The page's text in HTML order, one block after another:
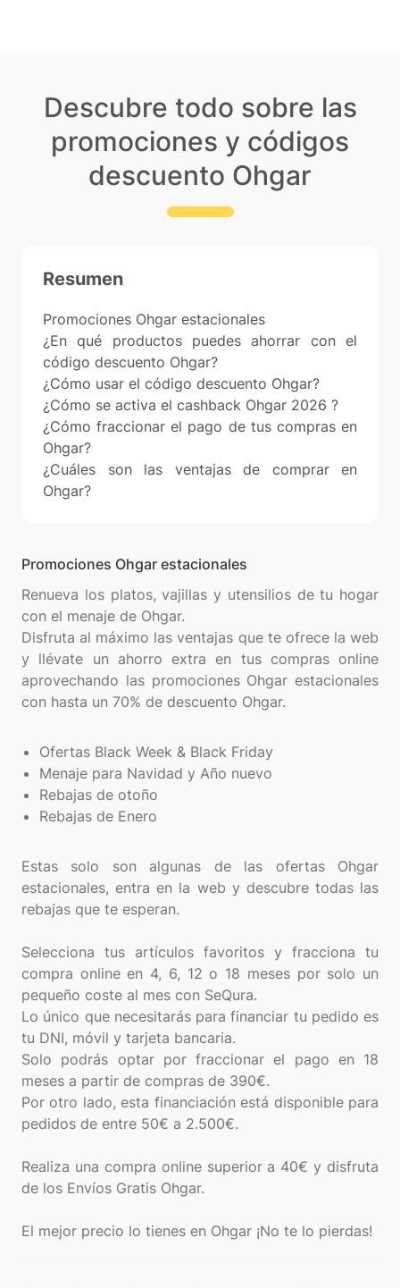
Descubre todo sobre las
promociones y códigos
descuento Ohgar
Resumen
Promociones Ohgar estacionales
¿En qué productos puedes ahorrar con el
código descuento Ohgar?
¿Cómo usar el código descuento Ohgar?
¿Cómo se activa el cashback Ohgar 2026 ?
¿Cómo fraccionar el pago de tus compras en
Ohgar?
¿Cuáles son las ventajas de comprar en
Ohgar?
Promociones Ohgar estacionales
Renueva los platos, vajillas y utensilios de tu hogar
con el menaje de Ohgar.
Disfruta al máximo las ventajas que te ofrece la web
y llévate un ahorro extra en tus compras online
aprovechando las promociones Ohgar estacionales
con hasta un 70% de descuento Ohgar.
Ofertas Black Week & Black Friday
Menaje para Navidad y Año nuevo
Rebajas de otoño
Rebajas de Enero
Estas solo son algunas de las ofertas Ohgar
estacionales, entra en la web y descubre todas las
rebajas que te esperan.
Selecciona tus artículos favoritos y fracciona tu
compra online en 4, 6, 12 o 18 meses por solo un
pequeño coste al mes con SeQura.
Lo único que necesitarás para financiar tu pedido es
tu DNI, móvil y tarjeta bancaria.
Solo podrás optar por fraccionar el pago en 18
meses a partir de compras de 390€.
Por otro lado, esta financiación está disponible para
pedidos de entre 50€ a 2.500€.
Realiza una compra online superior a 40€ y disfruta
de los Envíos Gratis Ohgar.